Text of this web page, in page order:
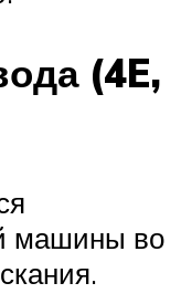
(4E,
машины во